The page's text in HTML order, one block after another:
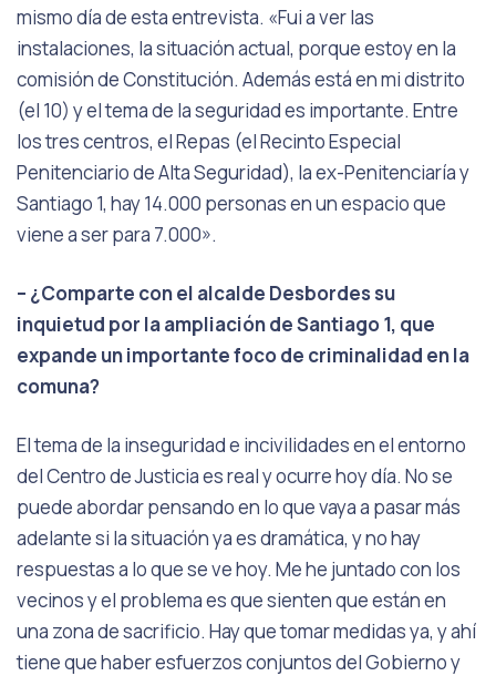
mismo día de esta entrevista. «Fui a ver las
instalaciones, la situación actual, porque estoy en la
comisión de Constitución. Además está en mi distrito
(el 10) y el tema de la seguridad es importante. Entre
los tres centros, el Repas (el Recinto Especial
Penitenciario de Alta Seguridad), la ex-Penitenciaría y
Santiago 1, hay 14.000 personas en un espacio que
viene a ser para 7.000».
– ¿Comparte con el alcalde Desbordes su
inquietud por la ampliación de Santiago 1, que
expande un importante foco de criminalidad en la
comuna?
El tema de la inseguridad e incivilidades en el entorno
del Centro de Justicia es real y ocurre hoy día. No se
puede abordar pensando en lo que vaya a pasar más
adelante si la situación ya es dramática, y no hay
respuestas a lo que se ve hoy. Me he juntado con los
vecinos y el problema es que sienten que están en
una zona de sacrificio. Hay que tomar medidas ya, y ahí
tiene que haber esfuerzos conjuntos del Gobierno y